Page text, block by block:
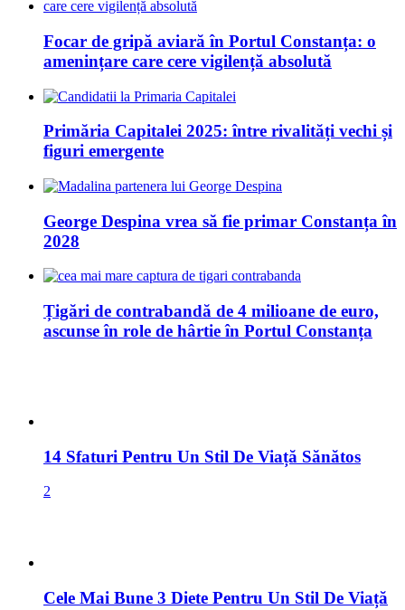
Focar de gripă aviară în Portul Constanța: o
amenințare care cere vigilență absolută
Primăria Capitalei 2025: între rivalități vechi și
figuri emergente
George Despina vrea să fie primar Constanța în
2028
Țigări de contrabandă de 4 milioane de euro,
ascunse în role de hârtie în Portul Constanța
14 Sfaturi Pentru Un Stil De Viață Sănătos
2
Cele Mai Bune 3 Diete Pentru Un Stil De Viață